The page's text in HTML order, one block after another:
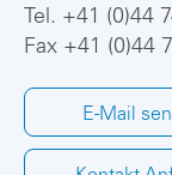
Tel. +41 (0)44
Fax +41 (0)44
E-Mail